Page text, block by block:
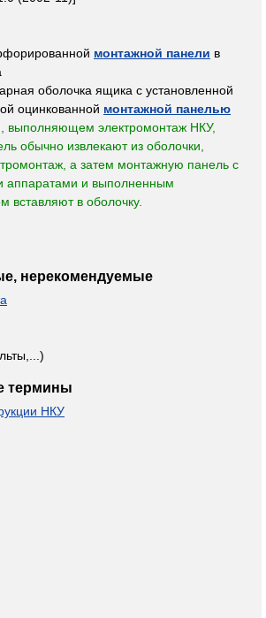
монтажной панели в
оболочка ящика с установленной
оцинкованной монтажной панелью
выполняющем электромонтаж НКУ,
обычно извлекают из оболочки,
а затем монтажную панель с
аппаратами и выполненным
вставляют в оболочку.
нерекомендуемые
термины
НКУ